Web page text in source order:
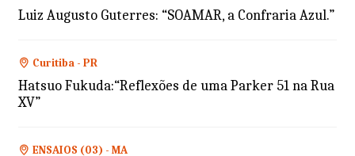
Luiz Augusto Guterres: “SOAMAR, a Confraria Azul.”
Curitiba - PR
Hatsuo Fukuda:“Reflexões de uma Parker 51 na Rua
XV”
ENSAIOS (03) - MA